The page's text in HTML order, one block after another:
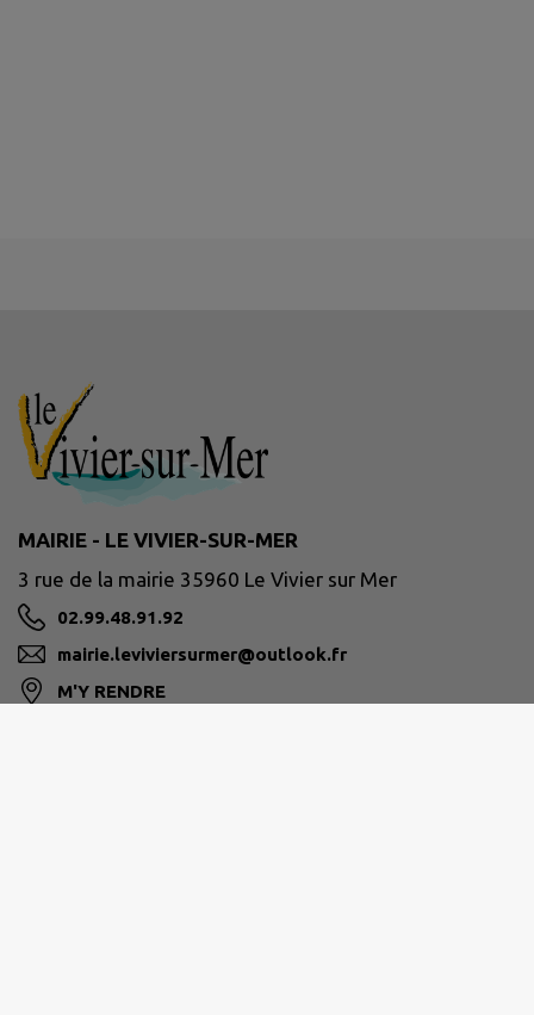
MAIRIE - LE VIVIER-SUR-MER
3 rue de la mairie 35960 Le Vivier sur Mer
02.99.48.91.92
mairie.leviviersurmer@outlook.fr
M'Y RENDRE